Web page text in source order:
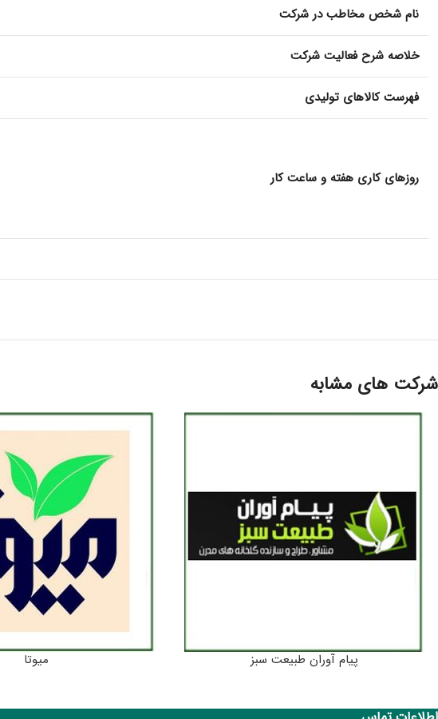
نام شخص مخاطب در شرکت
خلاصه شرح فعالیت شرکت
فهرست کالاهای تولیدی
روزهای کاری هفته و ساعت کار
شرکت های مشابه
پیام آوران طبیعت سبز میوتا